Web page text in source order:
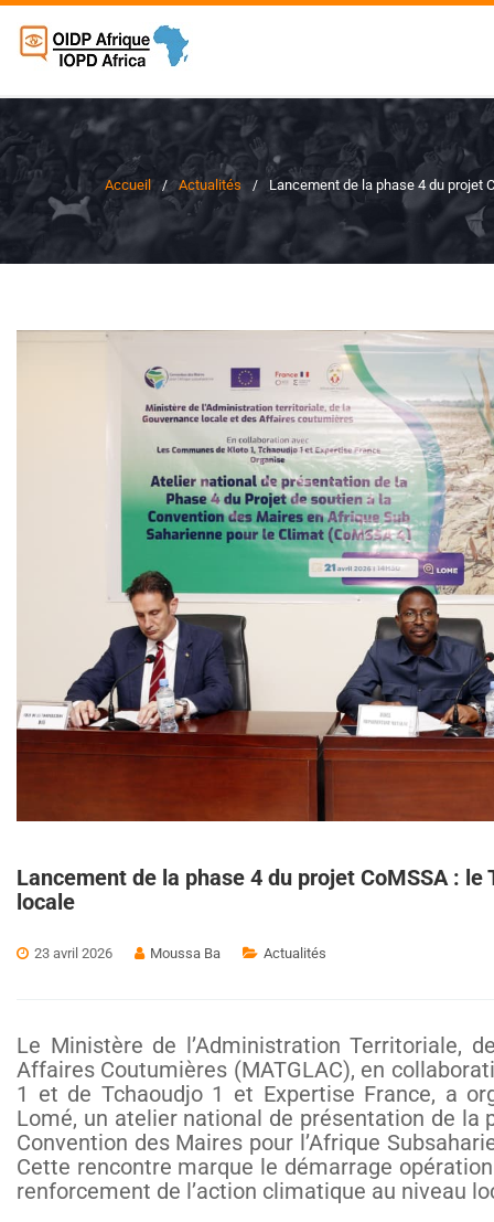
Accueil Actualités Lancement de la phase 4 du projet
Lancement de la phase 4 du projet CoMSSA :
locale
23 avril 2026 Moussa Ba Actualités
Le Ministère de l’Administration Territoriale,
Affaires Coutumières (MATGLAC), en
1 et de Tchaoudjo 1 et Expertise France, a
Lomé, un atelier national de présentation de la
Convention des Maires pour l’Afrique
Cette rencontre marque le démarrage
renforcement de l’action climatique au niveau